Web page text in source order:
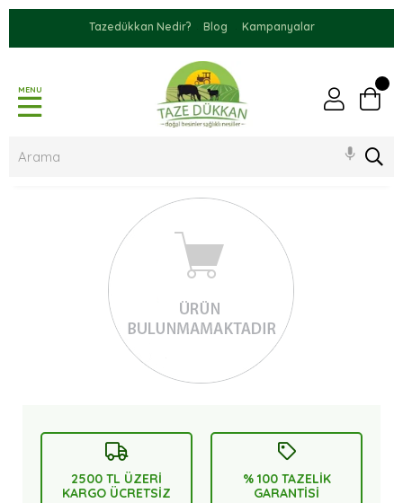
Tazedükkan Nedir? Blog Kampanyalar
MENU
2500 TL ÜZERİ
KARGO ÜCRETSİZ
% 100 TAZELİK
GARANTİSİ